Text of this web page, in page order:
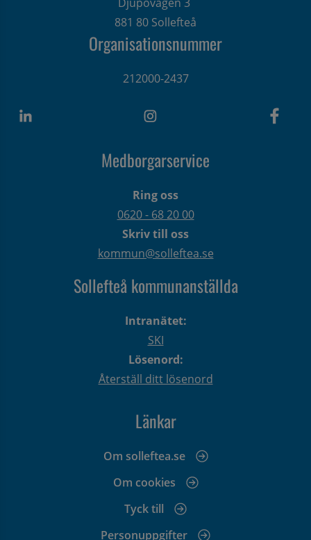
881 80 Sollefteå
Organisationsnummer
212000-2437
Medborgarservice
Ring oss
0620 - 68 20 00
Skriv till oss
kommun@solleftea.se
Sollefteå kommunanställda
Intranätet:
SKI
Lösenord:
Återställ ditt lösenord
Länkar
Om solleftea.se
Om cookies
Tyck till
Personuppgifter